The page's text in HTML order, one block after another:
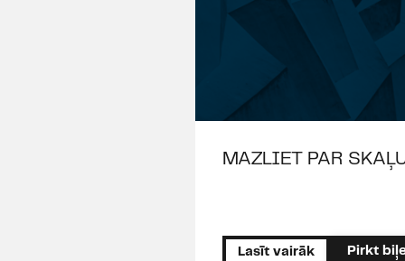
MAZLIET PAR
Lasīt vairāk Pirkt